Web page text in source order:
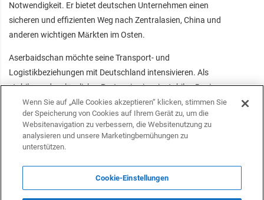
Notwendigkeit. Er bietet deutschen Unternehmen einen
sicheren und effizienten Weg nach Zentralasien, China und
anderen wichtigen Märkten im Osten.
Aserbaidschan möchte seine Transport- und
Logistikbeziehungen mit Deutschland intensivieren. Als
stabiler und verlässlicher Partner in einer instabilen Region
sieht Baku großes Potenzial in einer engeren
Zusammenarbeit, nicht nur im Transitbereich, sondern auch
im breiteren Wirtschafts- und Handelsengagement.
spielt eine Schlüsselrolle in der zukünftigen Konnektivität
zwischen Europa und Asien. Dank seiner modernen
Wenn Sie auf „Alle Cookies akzeptieren“ klicken, stimmen Sie
der Speicherung von Cookies auf Ihrem Gerät zu, um die
Websitenavigation zu verbessern, die Websitenutzung zu
analysieren und unsere Marketingbemühungen zu
unterstützen.
Cookie-Einstellungen